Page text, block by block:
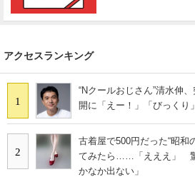
アクセスランキング
1
“Nクールおじさん”清水伸
開に「えー！」「びっくり
2
古着屋で500円だった“昭
てみたら……「えええ」
かなか出ない」